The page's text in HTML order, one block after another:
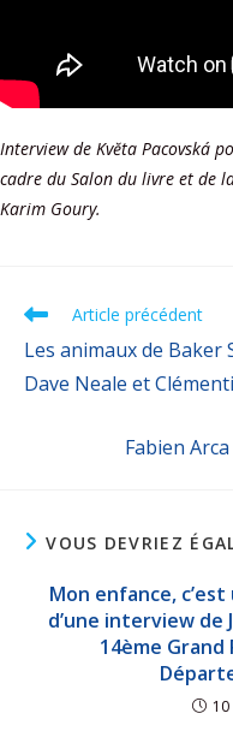
Interview de Kvĕta Pacovská
cadre du Salon du livre et de
Karim Goury.
Article précédent
Les animaux de
Dave Neale et
Fabien
VOUS DEVRIEZ
Mon enfance,
d’une interview de
14ème